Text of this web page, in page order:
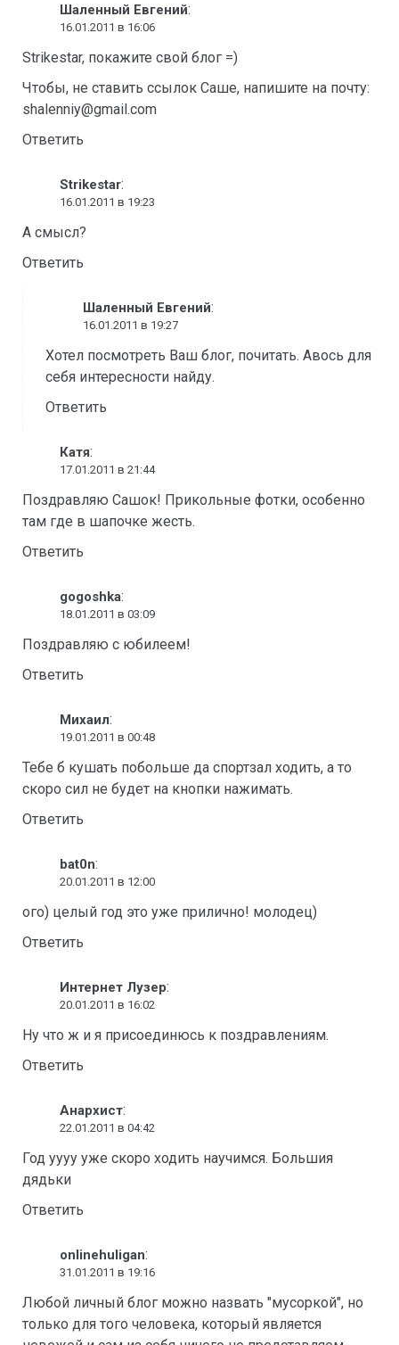
Шаленный Евгений:
16.01.2011 в 16:06
Strikestar, покажите свой блог =)
Чтобы, не ставить ссылок Саше, напишите на почту:
shalenniy@gmail.com
Ответить
Strikestar:
16.01.2011 в 19:23
А смысл?
Ответить
Шаленный Евгений:
16.01.2011 в 19:27
Хотел посмотреть Ваш блог, почитать. Авось для
себя интересности найду.
Ответить
Катя:
17.01.2011 в 21:44
Поздравляю Сашок! Прикольные фотки, особенно
там где в шапочке жесть.
Ответить
gogoshka:
18.01.2011 в 03:09
Поздравляю с юбилеем!
Ответить
Михаил:
19.01.2011 в 00:48
Тебе б кушать побольше да спортзал ходить, а то
скоро сил не будет на кнопки нажимать.
Ответить
bat0n:
20.01.2011 в 12:00
ого) целый год это уже прилично! молодец)
Ответить
Интернет Лузер:
20.01.2011 в 16:02
Ну что ж и я присоединюсь к поздравлениям.
Ответить
Анархист:
22.01.2011 в 04:42
Год уууу уже скоро ходить научимся. Большия
дядьки
Ответить
onlinehuligan:
31.01.2011 в 19:16
Любой личный блог можно назвать "мусоркой", но
только для того человека, который является